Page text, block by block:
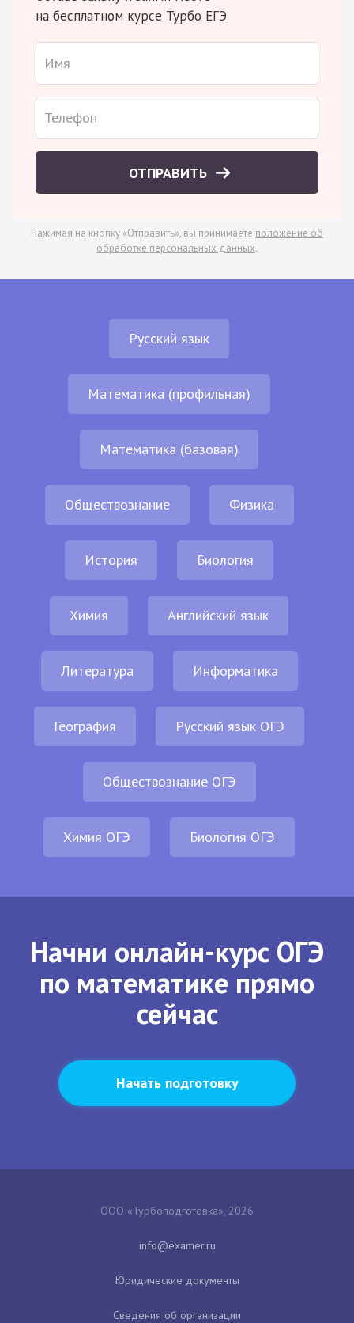
на бесплатном курсе Турбо ЕГЭ
ОТПРАВИТЬ
Нажимая на кнопку «Отправить», вы принимаете положение об
обработке персональных данных.
Русский язык
Математика (профильная)
Математика (базовая)
Обществознание Физика
История Биология
Химия Английский язык
Литература Информатика
География Русский язык ОГЭ
Обществознание ОГЭ
Химия ОГЭ Биология ОГЭ
Начни онлайн-курс ОГЭ
по математике прямо
сейчас
Начать подготовку
ООО «Турбоподготовка», 2026
Юридические документы
Сведения об организации